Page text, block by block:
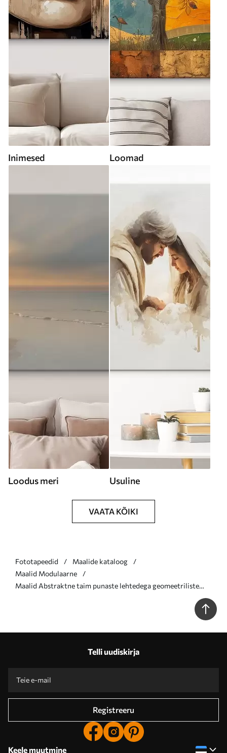
Inimesed Loomad
Loodus meri Usuline
VAATA KÕIKI
Fototapeedid
Maalide kataloog
Maalid Modulaarne
Maalid Abstraktne taim punaste lehtedega geomeetriliste
Telli uudiskirja
Registreeru
Keele muutmine